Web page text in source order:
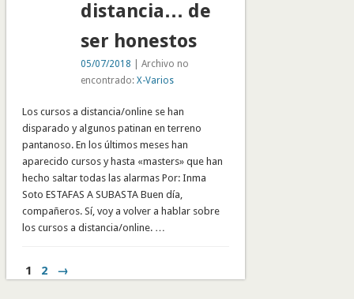
distancia… de
ser honestos
05/07/2018 | Archivo no
encontrado: X-Varios
Los cursos a distancia/online se han
disparado y algunos patinan en terreno
pantanoso. En los últimos meses han
aparecido cursos y hasta «masters» que han
hecho saltar todas las alarmas Por: Inma
Soto ESTAFAS A SUBASTA Buen día,
compañeros. Sí, voy a volver a hablar sobre
los cursos a distancia/online. …
1 2 →